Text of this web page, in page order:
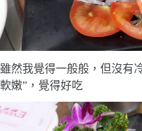
雖然我覺得一般般，但沒有
軟嫩”，覺得好吃